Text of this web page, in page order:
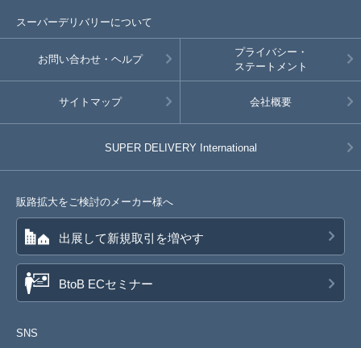
スーパーデリバリーについて
お問い合わせ・ヘルプ
プライバシー・
ステートメント
サイトマップ 会社概要
SUPER DELIVERY International
販路拡大をご検討のメーカー様へ
出展して新規取引を増やす
BtoB ECセミナー
SNS